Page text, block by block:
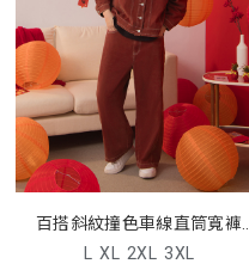
百搭斜紋撞色車線直筒寬褲
(unisex)
L XL 2XL 3XL